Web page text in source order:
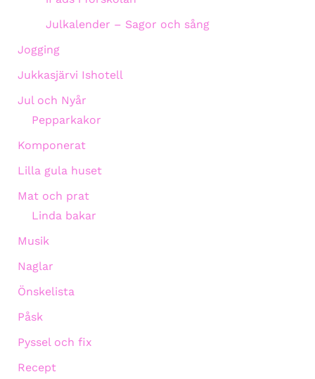
Julkalender – Sagor och sång
Jogging
Jukkasjärvi Ishotell
Jul och Nyår
Pepparkakor
Komponerat
Lilla gula huset
Mat och prat
Linda bakar
Musik
Naglar
Önskelista
Påsk
Pyssel och fix
Recept